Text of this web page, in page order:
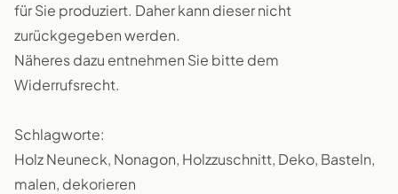
für Sie produziert. Daher kann dieser nicht
zurückgegeben werden.
Näheres dazu entnehmen Sie bitte dem
Widerrufsrecht.
Schlagworte:
Holz Neuneck, Nonagon, Holzzuschnitt, Deko, Basteln,
malen, dekorieren